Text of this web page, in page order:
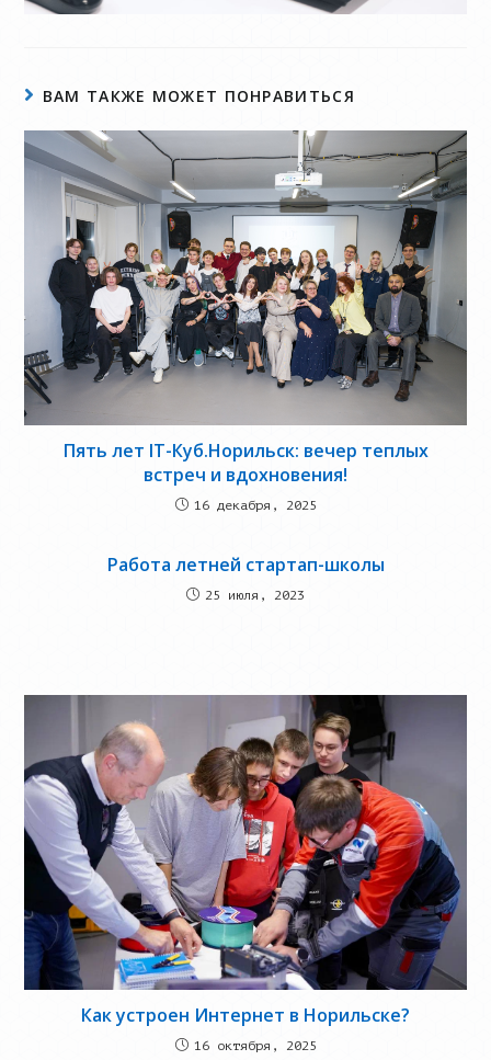
ВАМ ТАКЖЕ МОЖЕТ ПОНРАВИТЬСЯ
Пять лет IT-Куб.Норильск: вечер теплых
встреч и вдохновения!
16 декабря, 2025
Работа летней стартап-школы
25 июля, 2023
Как устроен Интернет в Норильске?
16 октября, 2025